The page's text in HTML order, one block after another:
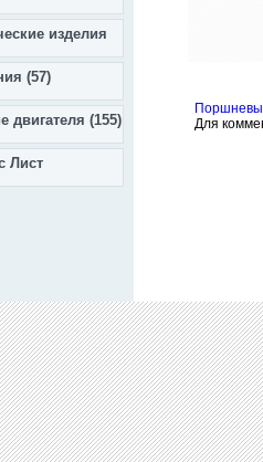
изделия
(57)
двигателя (155)
Лист
Для